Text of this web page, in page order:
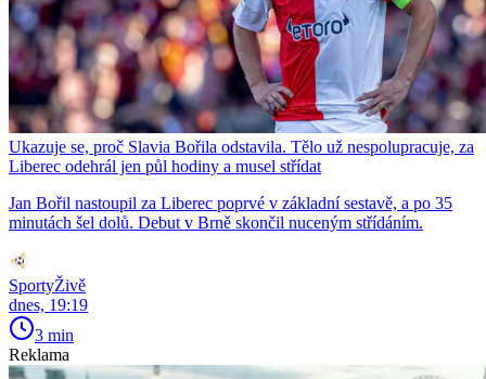
Ukazuje se, proč Slavia Bořila odstavila. Tělo už nespolupracuje, za
Liberec odehrál jen půl hodiny a musel střídat
Jan Bořil nastoupil za Liberec poprvé v základní sestavě, a po 35
minutách šel dolů. Debut v Brně skončil nuceným střídáním.
SportyŽivě
dnes, 19:19
3 min
Reklama